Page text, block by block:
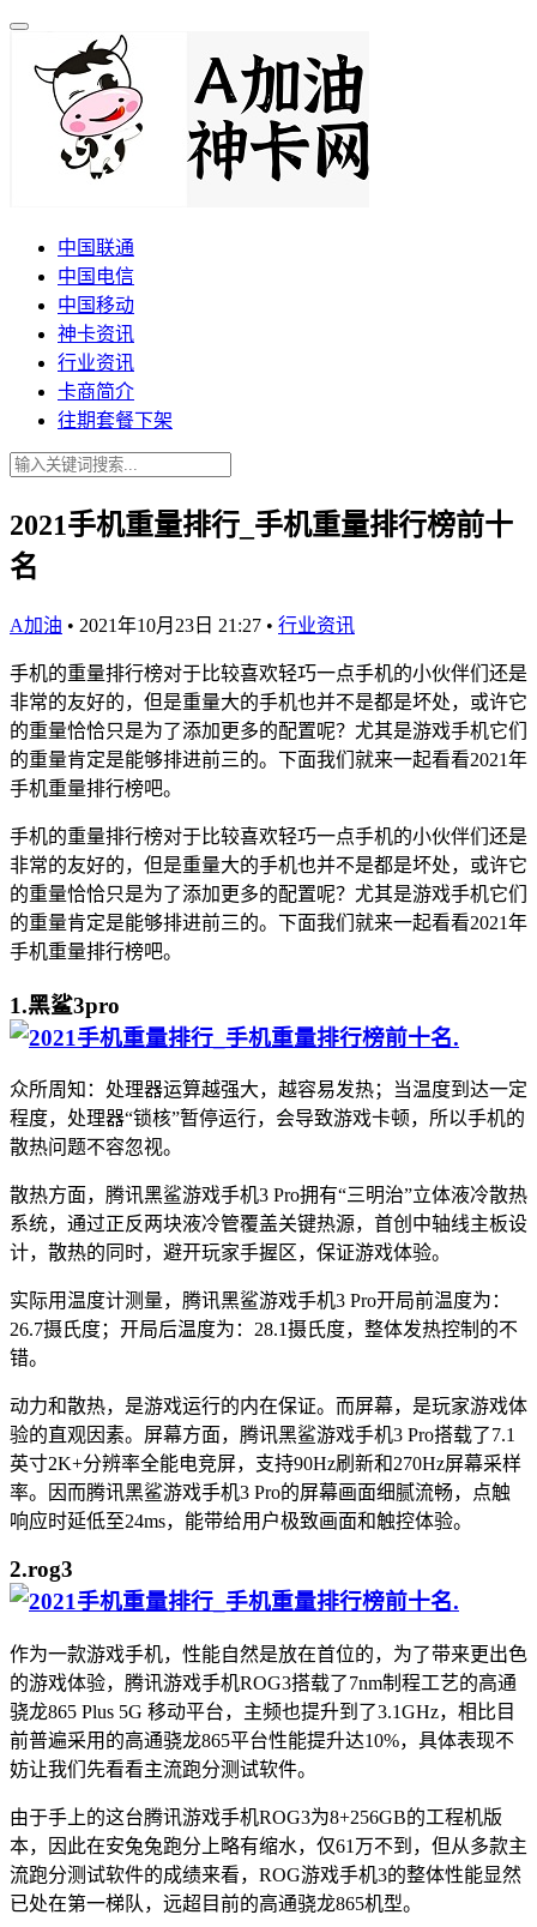
中国联通
中国电信
中国移动
神卡资讯
行业资讯
卡商简介
往期套餐下架
2021手机重量排行_手机重量排行榜前十
名
A加油 • 2021年10月23日 21:27 • 行业资讯
手机的重量排行榜对于比较喜欢轻巧一点手机的小伙伴们还是
非常的友好的，但是重量大的手机也并不是都是坏处，或许它
的重量恰恰只是为了添加更多的配置呢？尤其是游戏手机它们
的重量肯定是能够排进前三的。下面我们就来一起看看2021年
手机重量排行榜吧。
手机的重量排行榜对于比较喜欢轻巧一点手机的小伙伴们还是
非常的友好的，但是重量大的手机也并不是都是坏处，或许它
的重量恰恰只是为了添加更多的配置呢？尤其是游戏手机它们
的重量肯定是能够排进前三的。下面我们就来一起看看2021年
手机重量排行榜吧。
1.黑鲨3pro
.
众所周知：处理器运算越强大，越容易发热；当温度到达一定
程度，处理器“锁核”暂停运行，会导致游戏卡顿，所以手机的
散热问题不容忽视。
散热方面，腾讯黑鲨游戏手机3 Pro拥有“三明治”立体液冷散热
系统，通过正反两块液冷管覆盖关键热源，首创中轴线主板设
计，散热的同时，避开玩家手握区，保证游戏体验。
实际用温度计测量，腾讯黑鲨游戏手机3 Pro开局前温度为：
26.7摄氏度；开局后温度为：28.1摄氏度，整体发热控制的不
错。
动力和散热，是游戏运行的内在保证。而屏幕，是玩家游戏体
验的直观因素。屏幕方面，腾讯黑鲨游戏手机3 Pro搭载了7.1
英寸2K+分辨率全能电竞屏，支持90Hz刷新和270Hz屏幕采样
率。因而腾讯黑鲨游戏手机3 Pro的屏幕画面细腻流畅，点触
响应时延低至24ms，能带给用户极致画面和触控体验。
2.rog3
.
作为一款游戏手机，性能自然是放在首位的，为了带来更出色
的游戏体验，腾讯游戏手机ROG3搭载了7nm制程工艺的高通
骁龙865 Plus 5G 移动平台，主频也提升到了3.1GHz，相比目
前普遍采用的高通骁龙865平台性能提升达10%，具体表现不
妨让我们先看看主流跑分测试软件。
由于手上的这台腾讯游戏手机ROG3为8+256GB的工程机版
本，因此在安兔兔跑分上略有缩水，仅61万不到，但从多款主
流跑分测试软件的成绩来看，ROG游戏手机3的整体性能显然
已处在第一梯队，远超目前的高通骁龙865机型。